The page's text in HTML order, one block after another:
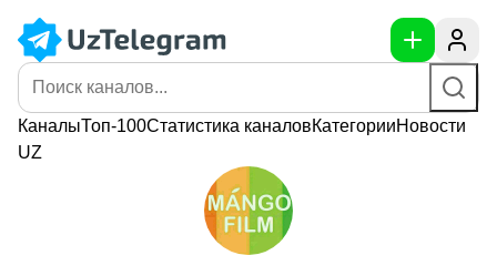
КаналыТоп-100Статистика каналовКатегорииНовости
UZ